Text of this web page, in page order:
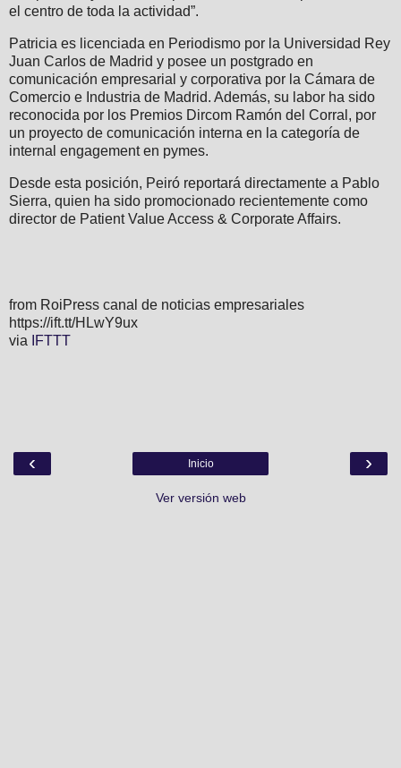
el centro de toda la actividad”.
Patricia es licenciada en Periodismo por la Universidad Rey
Juan Carlos de Madrid y posee un postgrado en
comunicación empresarial y corporativa por la Cámara de
Comercio e Industria de Madrid. Además, su labor ha sido
reconocida por los Premios Dircom Ramón del Corral, por
un proyecto de comunicación interna en la categoría de
internal engagement en pymes.
Desde esta posición, Peiró reportará directamente a Pablo
Sierra, quien ha sido promocionado recientemente como
director de Patient Value Access & Corporate Affairs.
from RoiPress canal de noticias empresariales
https://ift.tt/HLwY9ux
via
IFTTT
‹ ›
Inicio
Ver versión web